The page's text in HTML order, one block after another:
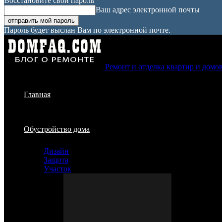
Ваш адрес электронной почты
Пароль будет выслан Вам по электронной почте.
Ремонт и отделка квартир и
Главная
Обустройство дома
Дизайн
Защита
Участок